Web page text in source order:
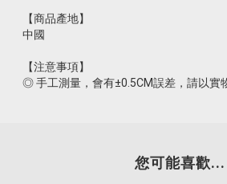
【商品產地】
中國
【注意事項】
◎ 手工測量，會有±0.5CM誤差，請以實
您可能喜歡...